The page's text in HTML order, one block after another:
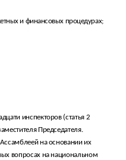
и финансовых процедурах;
инспекторов (статья 2
Председателя.
на основании их
вопросах на национальном